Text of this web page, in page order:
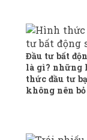
Đầu tư bất
là gì? những
thức đầu tư
không nên